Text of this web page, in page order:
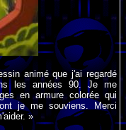
animé que j'ai regardé
les années 90. Je me
en armure colorée qui
je me souviens. Merci
»